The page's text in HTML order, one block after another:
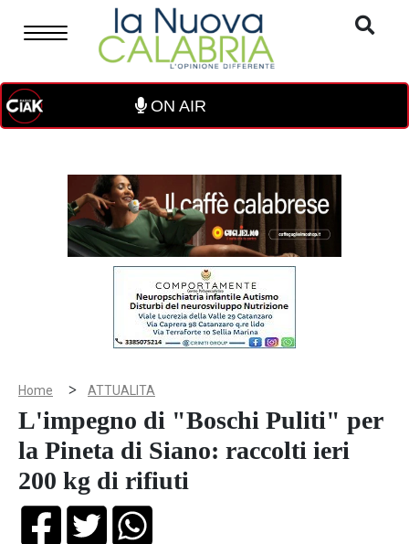
ON AIR
Home > ATTUALITA
L'impegno di "Boschi Puliti" per
la Pineta di Siano: raccolti ieri
200 kg di rifiuti